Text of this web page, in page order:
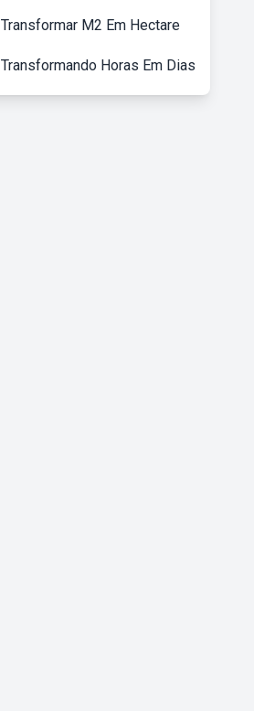
Transformar M2 Em Hectare
Transformando Horas Em Dias